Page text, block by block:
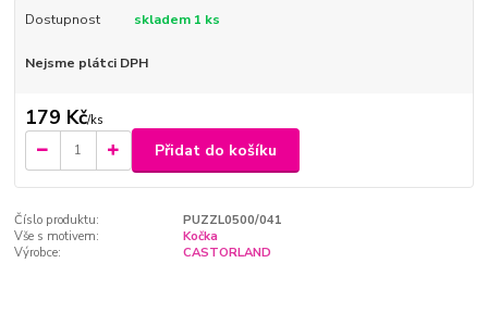
Dostupnost skladem 1 ks
Nejsme plátci DPH
179 Kč/ks
Přidat do košíku
Číslo produktu:
PUZZL0500/041
Vše s motivem:
Kočka
Výrobce:
CASTORLAND